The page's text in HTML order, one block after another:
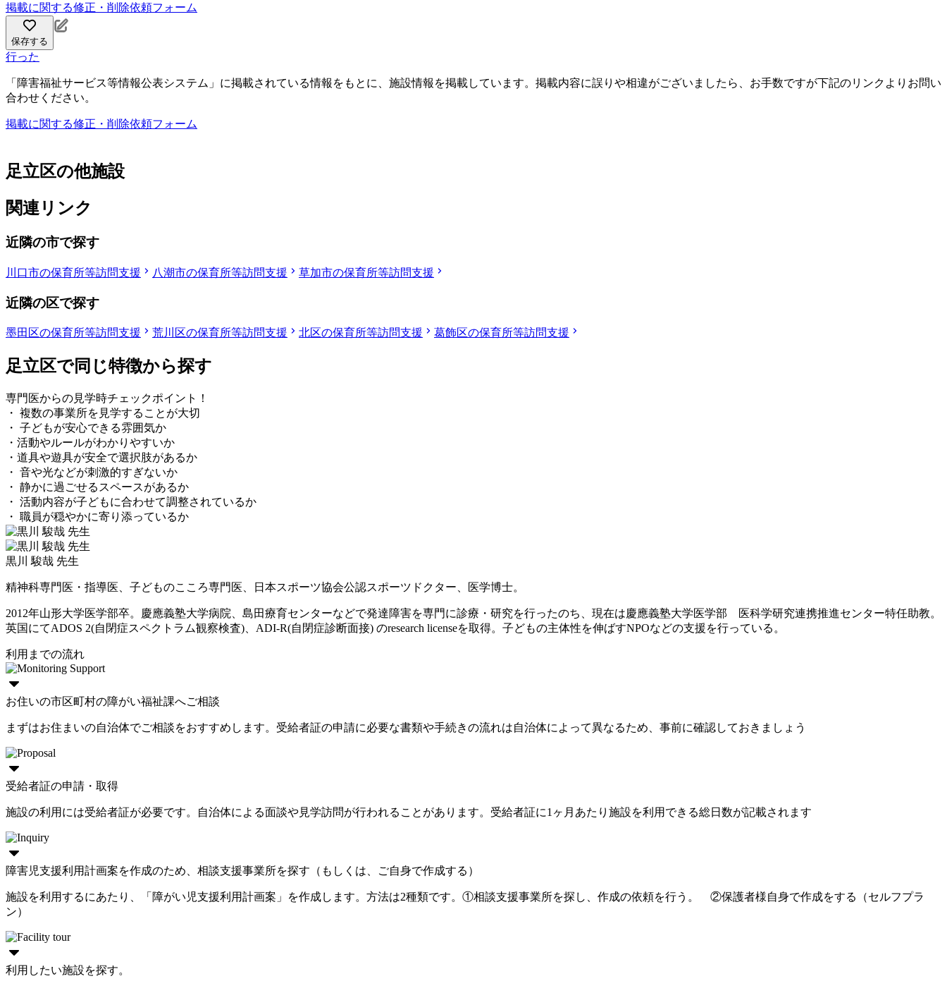
掲載に関する修正・削除依頼フォーム
保存する
行った
「障害福祉サービス等情報公表システム」に掲載されている情報をもとに、施設情報を掲載しています。掲載内容に誤りや相違がございましたら、お手数ですが下記のリンクよりお問い
合わせください。
掲載に関する修正・削除依頼フォーム
足立区の他施設
関連リンク
近隣の市で探す
川口市の保育所等訪問支援 八潮市の保育所等訪問支援 草加市の保育所等訪問支援
近隣の区で探す
墨田区の保育所等訪問支援 荒川区の保育所等訪問支援 北区の保育所等訪問支援 葛飾区の保育所等訪問支援
足立区で同じ特徴から探す
専門医からの見学時チェックポイント！
・ 複数の事業所を見学することが大切
・ 子どもが安心できる雰囲気か
・活動やルールがわかりやすいか
・道具や遊具が安全で選択肢があるか
・ 音や光などが刺激的すぎないか
・ 静かに過ごせるスペースがあるか
・ 活動内容が子どもに合わせて調整されているか
・ 職員が穏やかに寄り添っているか
黒川 駿哉 先生
精神科専門医・指導医、子どものこころ専門医、日本スポーツ協会公認スポーツドクター、医学博士。
2012年山形大学医学部卒。慶應義塾大学病院、島田療育センターなどで発達障害を専門に診療・研究を行ったのち、現在は慶應義塾大学医学部 医科学研究連携推進センター特任助教。
英国にてADOS 2(自閉症スペクトラム観察検査)、ADI-R(自閉症診断面接) のresearch licenseを取得。子どもの主体性を伸ばすNPOなどの支援を行っている。
利用までの流れ
お住いの市区町村の障がい福祉課へご相談
まずはお住まいの自治体でご相談をおすすめします。受給者証の申請に必要な書類や手続きの流れは自治体によって異なるため、事前に確認しておきましょう
受給者証の申請・取得
施設の利用には受給者証が必要です。自治体による面談や見学訪問が行われることがあります。受給者証に1ヶ月あたり施設を利用できる総日数が記載されます
障害児支援利用計画案を作成のため、相談支援事業所を探す（もしくは、ご自身で作成する）
施設を利用するにあたり、「障がい児支援利用計画案」を作成します。方法は2種類です。①相談支援事業所を探し、作成の依頼を行う。 ②保護者様自身で作成をする（セルフプラ
ン）
利用したい施設を探す。